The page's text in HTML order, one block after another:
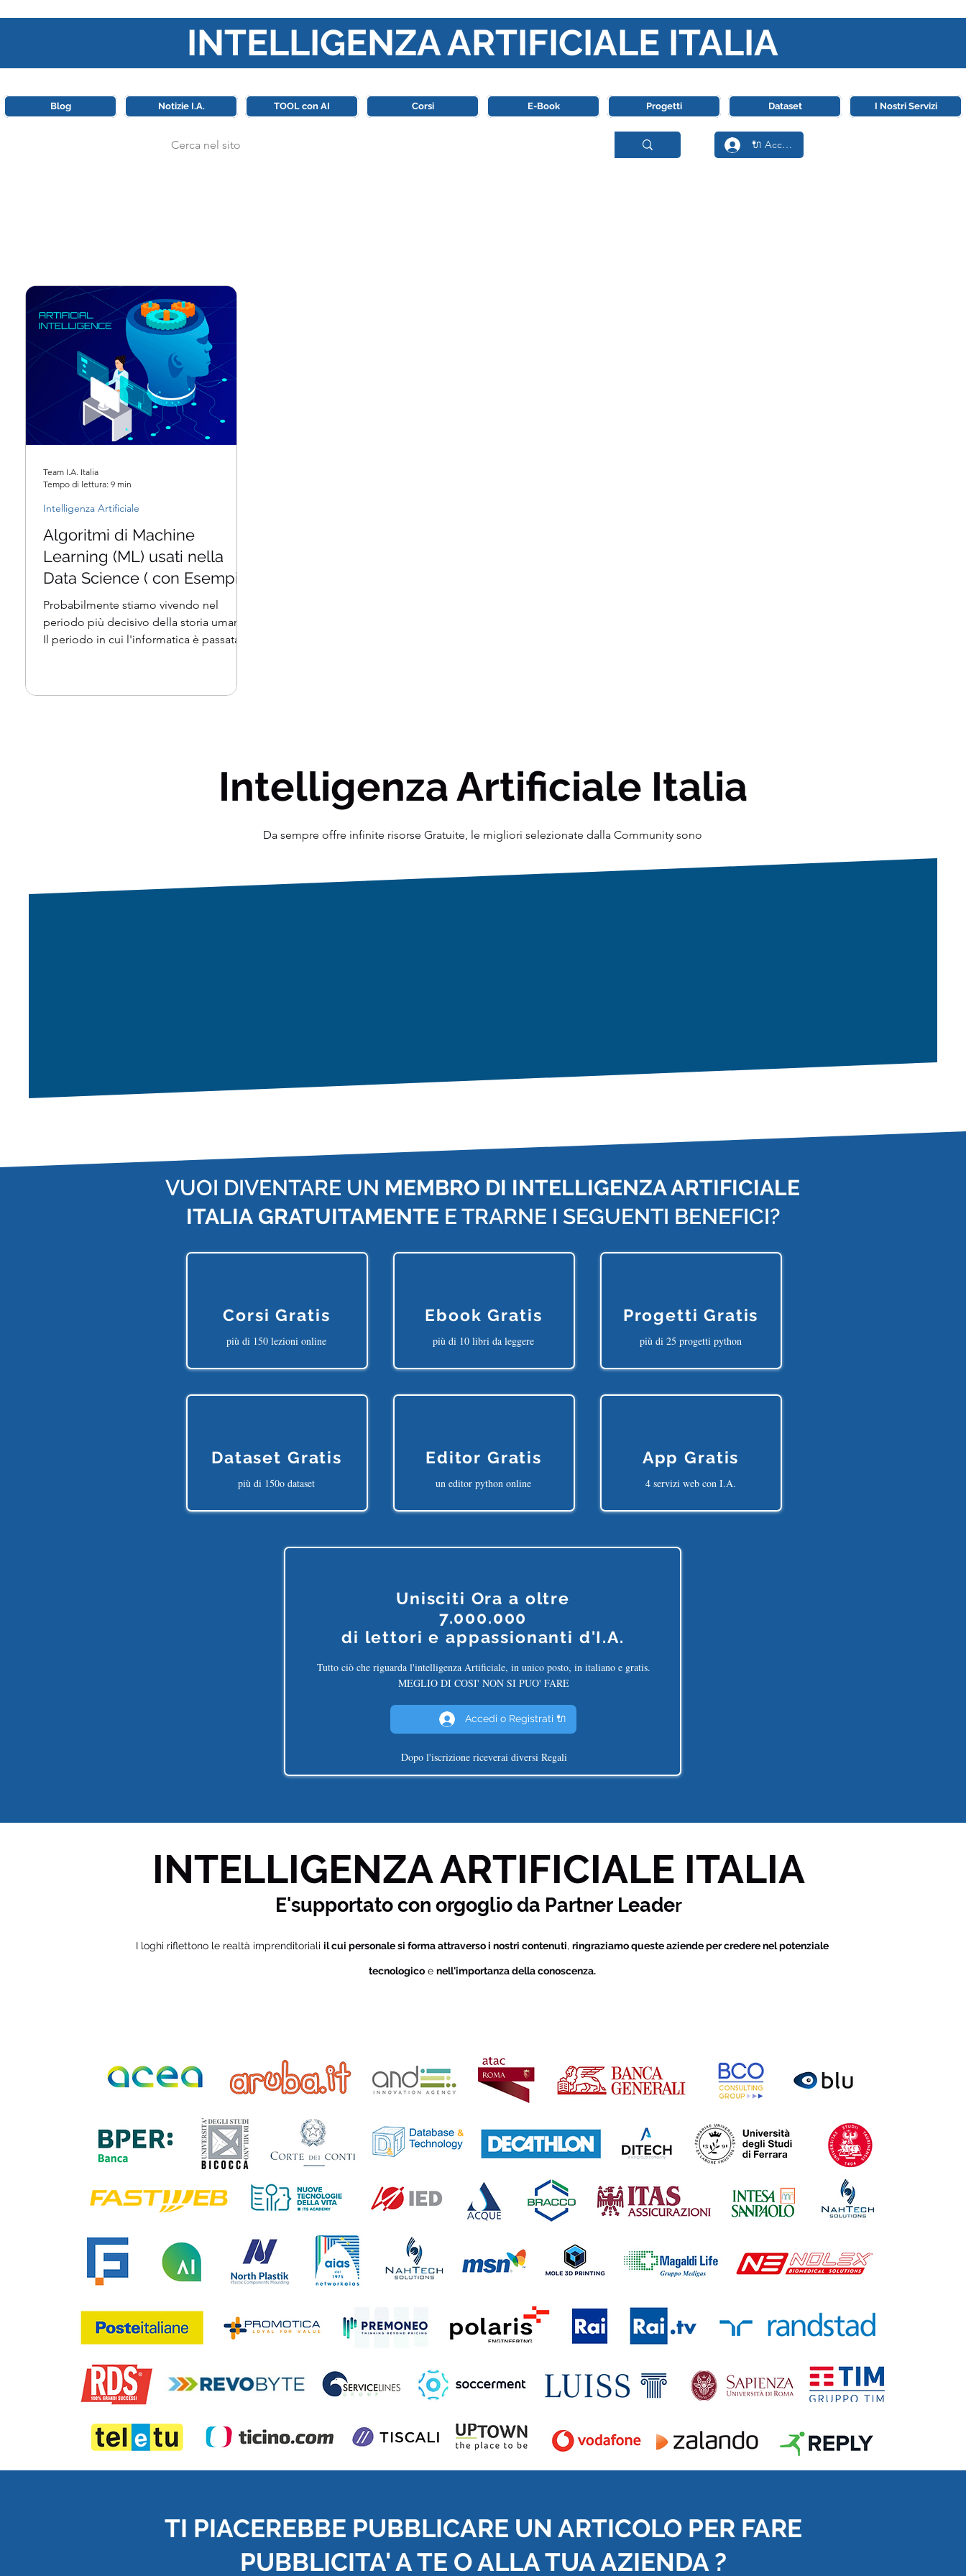
INTELLIGENZA ARTIFICIALE ITALIA
Blog Notizie I.A. TOOL con AI Corsi E-Book Progetti Dataset I Nostri Servizi
🔌 Accedi
Algoritmi di Machine
Learning (ML) usati nella
Data Science ( con Esempi
Pratici di ML in Python )
Probabilmente stiamo vivendo nel
periodo più decisivo della storia umana.
Il periodo in cui l'informatica è passata
Intelligenza Artificiale
Team I.A. Italia
Tempo di lettura: 9 min
Intelligenza Artificiale Italia
Da sempre offre infinite risorse Gratuite, le migliori selezionate dalla Community sono
VUOI DIVENTARE UN MEMBRO DI INTELLIGENZA ARTIFICIALE
ITALIA GRATUITAMENTE E TRARNE I SEGUENTI BENEFICI?
Corsi Gratis
più di 150 lezioni online
Dataset Gratis
più di 150o dataset
Ebook Gratis
più di 10 libri da leggere
Editor Gratis
un editor python online
Progetti Gratis
più di 25 progetti python
App Gratis
4 servizi web con I.A.
Unisciti Ora a oltre
7.000.000
di lettori e appassionanti d'I.A.
Tutto ciò che riguarda l'intelligenza Artificiale, in unico posto, in italiano e gratis.
MEGLIO DI COSI' NON SI PUO' FARE
Accedi o Registrati 🔌
Dopo l'iscrizione riceverai diversi Regali
INTELLIGENZA ARTIFICIALE ITALIA
E'supportato con orgoglio da Partner Leader
I loghi riflettono le realtà imprenditoriali il cui personale si forma attraverso i nostri contenuti, ringraziamo queste aziende per credere nel potenziale
tecnologico e nell'importanza della conoscenza.
TI PIACEREBBE PUBBLICARE UN ARTICOLO PER FARE
PUBBLICITA' A TE O ALLA TUA AZIENDA ?